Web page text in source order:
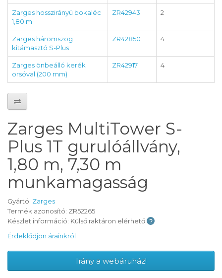
Zarges hosszirányú bokaléc
1,80 m
ZR42943 2
Zarges háromszög
kitámasztó S-Plus
ZR42850 4
Zarges önbeálló kerék
orsóval (200 mm)
ZR42917 4
Zarges MultiTower S-
Plus 1T gurulóállvány,
1,80 m, 7,30 m
munkamagasság
Gyártó: Zarges
Termék azonosító: ZR52265
Készlet információ: Külső raktáron elérhető
Érdeklődjön árainkról
Irány a webáruház!